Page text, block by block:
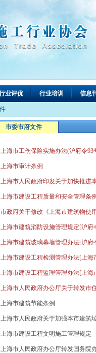
业评优 行业培训 信息
市委市府文件
上海市工伤保险实施办法(沪府令93
上海市审计条例
上海市人民政府印发关于加快推进
上海市建设工程质量和安全管理条
市政府关于修改《上海市建筑物使
上海市建筑消防设施管理规定[沪府
上海市建筑玻璃幕墙管理办法[沪府
上海市建设工程检测管理办法[上海
上海市建设工程监理管理办法[上海
上海市人民政府办公厅关于转发市
上海市建筑节能条例
上海市人民政府关于加强本市建筑
上海市建设工程文明施工管理规定
上海市人民政府办公厅转发国务院